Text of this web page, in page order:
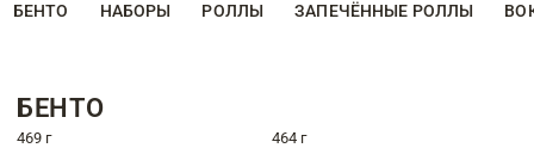
БЕНТО НАБОРЫ РОЛЛЫ ЗАПЕЧЁННЫЕ РОЛЛЫ
БЕНТО
469 г 464 г